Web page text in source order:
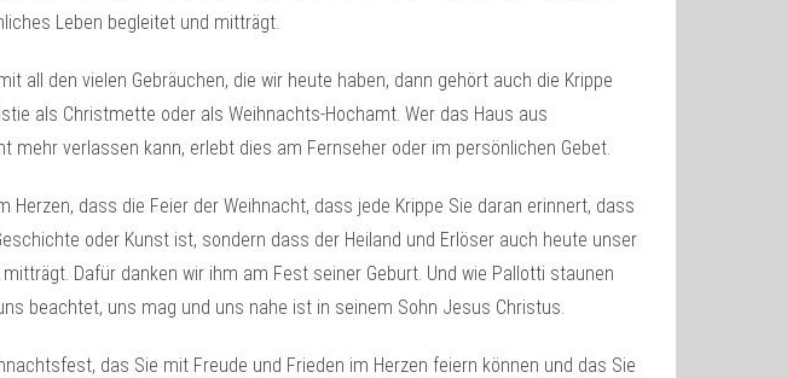
Leben begleitet und mitträgt.
all den vielen Gebräuchen, die wir heute haben, dann gehört auch die Krippe
als Christmette oder als Weihnachts-Hochamt. Wer das Haus aus
mehr verlassen kann, erlebt dies am Fernseher oder im persönlichen Gebet.
Herzen, dass die Feier der Weihnacht, dass jede Krippe Sie daran erinnert, dass
oder Kunst ist, sondern dass der Heiland und Erlöser auch heute unser
Dafür danken wir ihm am Fest seiner Geburt. Und wie Pallotti staunen
beachtet, uns mag und uns nahe ist in seinem Sohn Jesus Christus.
das Sie mit Freude und Frieden im Herzen feiern können und das Sie